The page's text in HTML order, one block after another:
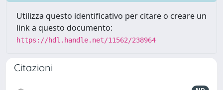
Utilizza questo identificativo per citare o creare un
link a questo documento:
https://hdl.handle.net/11562/238964
Citazioni